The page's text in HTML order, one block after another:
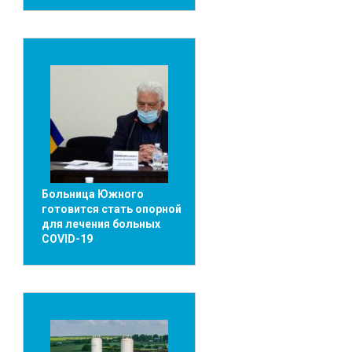
Больница Южного
готовится стать опорной
для лечения больных
COVID-19